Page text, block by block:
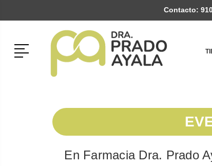
Contacto:
Menú
En Farmacia Dra. Prado